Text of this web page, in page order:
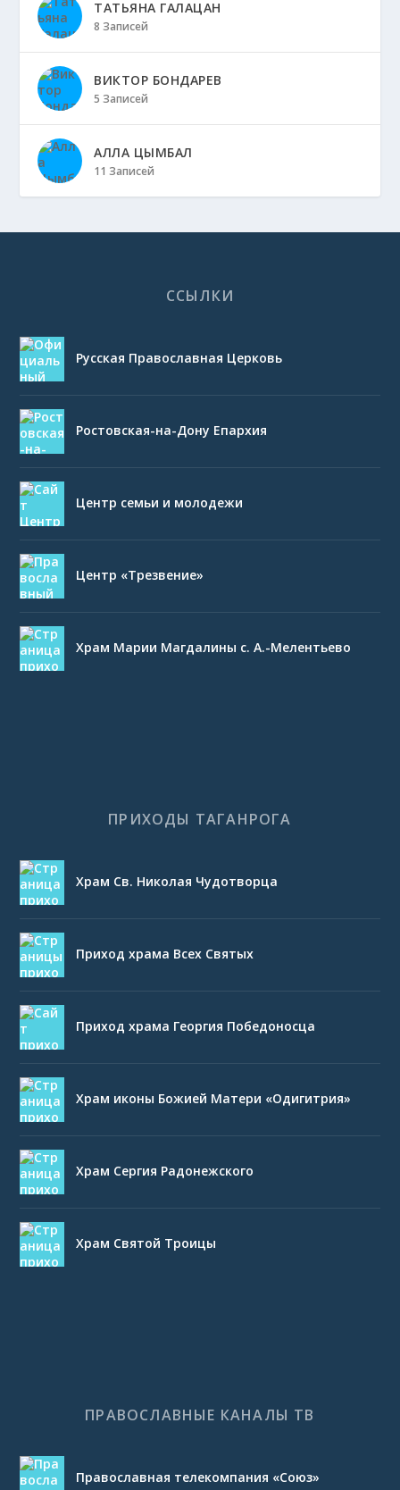
ТАТЬЯНА ГАЛАЦАН
8 Записей
ВИКТОР БОНДАРЕВ
5 Записей
АЛЛА ЦЫМБАЛ
11 Записей
ССЫЛКИ
Русская Православная Церковь
Ростовская-на-Дону Епархия
Центр семьи и молодежи
Центр «Трезвение»
Храм Марии Магдалины с. А.-Мелентьево
ПРИХОДЫ ТАГАНРОГА
Храм Св. Николая Чудотворца
Приход храма Всех Святых
Приход храма Георгия Победоносца
Храм иконы Божией Матери «Одигитрия»
Храм Сергия Радонежского
Храм Святой Троицы
ПРАВОСЛАВНЫЕ КАНАЛЫ ТВ
Православная телекомпания «Союз»